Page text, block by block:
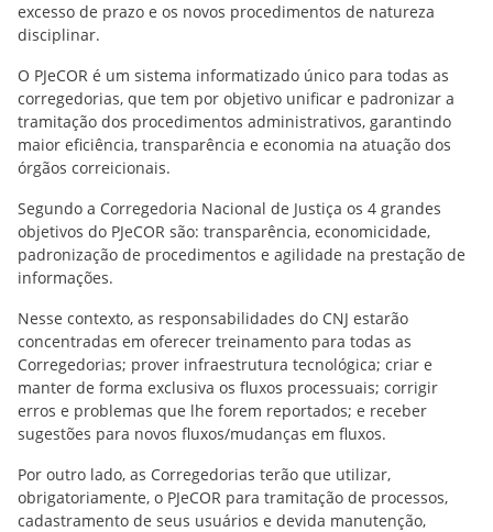
excesso de prazo e os novos procedimentos de natureza
disciplinar.
O PJeCOR é um sistema informatizado único para todas as
corregedorias, que tem por objetivo unificar e padronizar a
tramitação dos procedimentos administrativos, garantindo
maior eficiência, transparência e economia na atuação dos
órgãos correicionais.
Segundo a Corregedoria Nacional de Justiça os 4 grandes
objetivos do PJeCOR são: transparência, economicidade,
padronização de procedimentos e agilidade na prestação de
informações.
Nesse contexto, as responsabilidades do CNJ estarão
concentradas em oferecer treinamento para todas as
Corregedorias; prover infraestrutura tecnológica; criar e
manter de forma exclusiva os fluxos processuais; corrigir
erros e problemas que lhe forem reportados; e receber
sugestões para novos fluxos/mudanças em fluxos.
Por outro lado, as Corregedorias terão que utilizar,
obrigatoriamente, o PJeCOR para tramitação de processos,
cadastramento de seus usuários e devida manutenção,